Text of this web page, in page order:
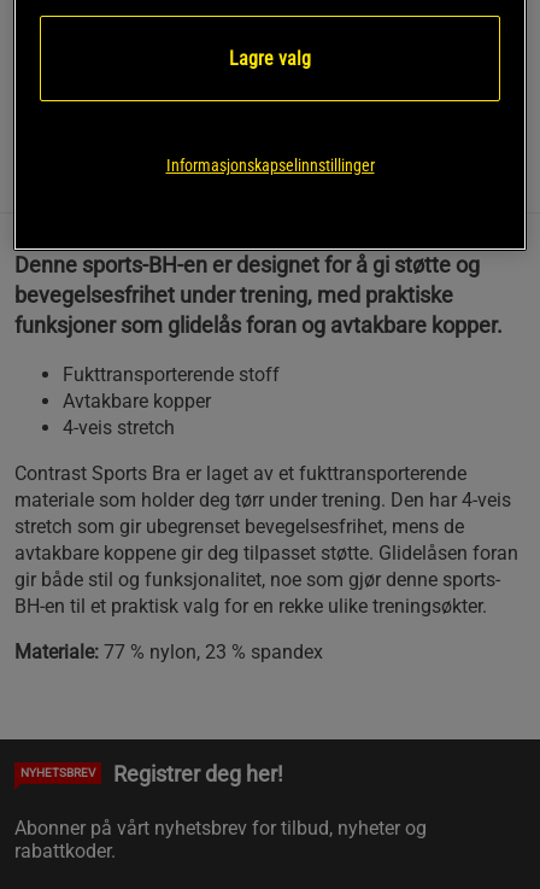
Contrast Sports Bra fra ICANIWILL kombinerer stil og
funksjonalitet for en komfortabel treningsopplevelse.
Les mer
Denne sports-BH-en er designet for å gi støtte og
bevegelsesfrihet under trening, med praktiske
funksjoner som glidelås foran og avtakbare kopper.
Fukttransporterende stoff
Avtakbare kopper
4-veis stretch
Contrast Sports Bra er laget av et fukttransporterende
materiale som holder deg tørr under trening. Den har 4-veis
stretch som gir ubegrenset bevegelsesfrihet, mens de
avtakbare koppene gir deg tilpasset støtte. Glidelåsen foran
gir både stil og funksjonalitet, noe som gjør denne sports-
BH-en til et praktisk valg for en rekke ulike treningsøkter.
Materiale: 77 % nylon, 23 % spandex
NYHETSBREV Registrer deg her!
Abonner på vårt nyhetsbrev for tilbud, nyheter og
rabattkoder.
Lagre valg
Informasjonskapselinnstillinger